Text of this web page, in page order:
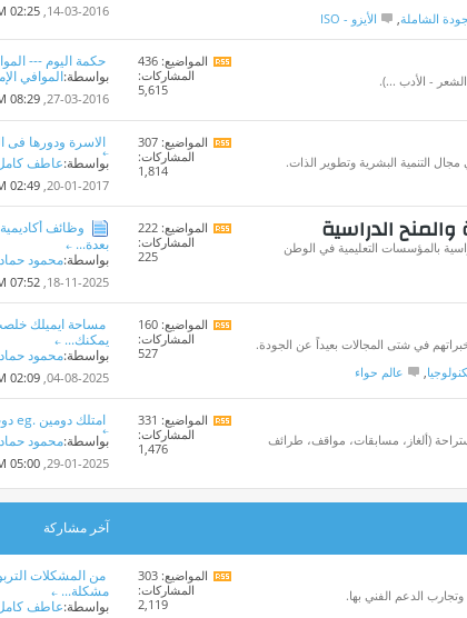
الشاملة الأيزو - ISO 14-03-2016,
02:25 PM
- الأدب ...).
مشاهدة
تغذيات
المواضيع: 436
المشاركات:
5,615
حكمة اليوم ---
بواسطة:الموافي
27-03-2016,
08:29 PM
التنمية البشرية وتطوير الذات.
مشاهدة
تغذيات
المواضيع: 307
المشاركات:
1,814
الاسرة ودورها فى
بواسطة:عاطف
20-01-2017,
02:49 PM
الدراسية
بالمؤسسات التعليمية في الوطن
مشاهدة
تغذيات
المواضيع: 222
المشاركات:
225
وظائف
بعدة...
بواسطة:محمود حماد
18-11-2025,
07:52 PM
في شتى المجالات بعيداً عن الجودة.
عالم حواء
مشاهدة
تغذيات
المواضيع: 160
المشاركات:
527
مساحة ايميلك
يمكنك...
بواسطة:محمود حماد
04-08-2025,
02:09 PM
(ألغاز، مسابقات، مواقف، طرائف
مشاهدة
تغذيات
المواضيع: 331
المشاركات:
1,476
امتلك دومين .eg دوت اي جي...
بواسطة:محمود حماد
29-01-2025,
05:00 PM
آخر مشاركة
الدعم الفني بها.
مشاهدة
تغذيات
المواضيع: 303
المشاركات:
2,119
من المشكلات
مشكلة...
بواسطة:عاطف